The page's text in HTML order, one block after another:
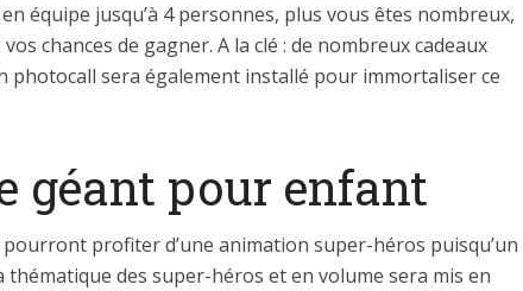
équipe jusqu’à 4 personnes, plus vous êtes nombreux,
chances de gagner. A la clé : de nombreux cadeaux
photocall sera également installé pour immortaliser ce
géant pour enfant
profiter d’une animation super-héros puisqu’un
des super-héros et en volume sera mis en